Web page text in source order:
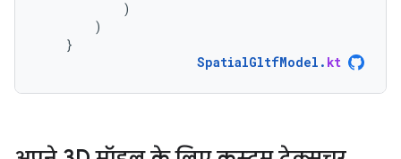
)
)
}
SpatialGltfModel . kt